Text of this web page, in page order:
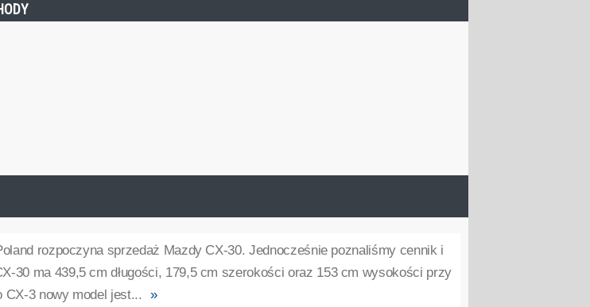
rozpoczyna sprzedaż Mazdy CX-30. Jednocześnie poznaliśmy cennik i
30 ma 439,5 cm długości, 179,5 cm szerokości oraz 153 cm wysokości przy
CX-3 nowy model jest... »